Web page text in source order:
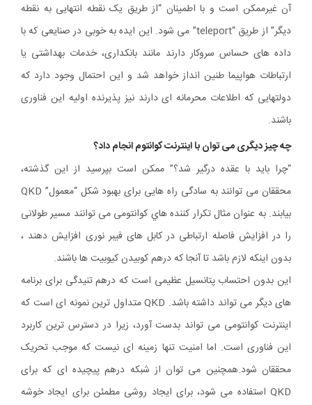
آن غیرممکن است و با اطمینان “از طریق یک نقطه انتهایی به نقطه
دیگر” از طریق “teleport” می شود. این ایده به خوبی در صنایعی که با
داده های حساس سروکار دارند مانند بانکداری، خدمات بهداشتی یا
ارتباطات هواپیما طنین انداز خواهد شد و این احتمال وجود دارد که
دولتهایی که اطلاعات محرمانه ای دارند نیز پذیرنده اولیه این فناوری
باشند.
چه چیز دیگری می توان با اینترنت کوانتوم انجام داد؟
“چرا باید با عقده درگیر شد؟” ممکن است بپرسید از این گذشته،
محققان می توانند به سادگی راه هایی برای بهبود شکل “معمول” QKD
بیابند. به عنوان مثال تكرار كننده هاي كوانتومی می توانند مسير طولانی
را در افزايش فاصله ارتباطی در كابل های فيبر نوری افزايش دهند ،
بدون اينكه لازم باشد تا آنجا كه درهم كوبيدن كيوبيت ها باشند.
این بدون احتساب پتانسیل عظیمی است که درهم تنیدگی برای برنامه
های دیگر می تواند داشته باشد. QKD متداول ترین نمونه ای است که
اینترنت کوانتومی می تواند بدست آورد، زیرا در دسترس ترین کاربرد
این فناوری است. اما امنیت تنها زمینه ای نیست که موجب تحریک
محققان شود.همچنین می توان از شبکه درهم پیچیده ای که برای
QKD استفاده می شود، برای ایجاد روشی مطمئن برای ایجاد خوشه